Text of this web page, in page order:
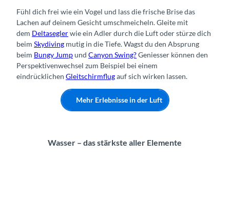
Fühl dich frei wie ein Vogel und lass die frische Brise das
Lachen auf deinem Gesicht umschmeicheln. Gleite mit
dem Deltaseglerwie ein Adler durch die Luft oder stürze dich
beim Skydiving mutig in die Tiefe. Wagst du den Absprung
beim Bungy Jumpund Canyon Swing?Geniesser können den
Perspektivenwechsel zum Beispiel bei einem
eindrücklichen Gleitschirmflugauf sich wirken lassen.
Mehr Erlebnisse in der Luft
Wasser – das stärkste aller Elemente